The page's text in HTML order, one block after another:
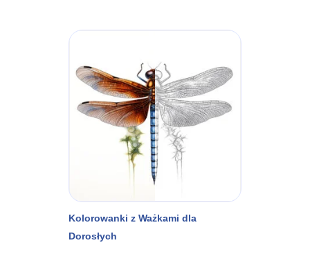
Kolorowanki z Ważkami dla
Dorosłych